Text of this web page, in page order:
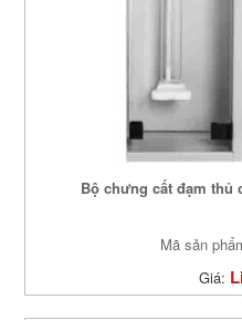
Bộ chưng cất đạm thủ
Mã sản
Giá: